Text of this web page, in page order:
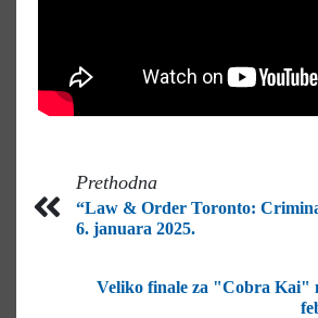
Prethodna
“Law & Order Toronto:
6. januara 2025.
Veliko finale za "Cobra Kai"